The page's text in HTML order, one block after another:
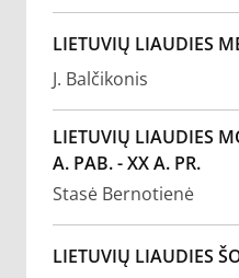
LIETUVIŲ LIAUDIES
J. Balčikonis
LIETUVIŲ LIAUDIES
A. PAB. - XX A. PR.
Stasė Bernotienė
LIETUVIŲ LIAUDIES